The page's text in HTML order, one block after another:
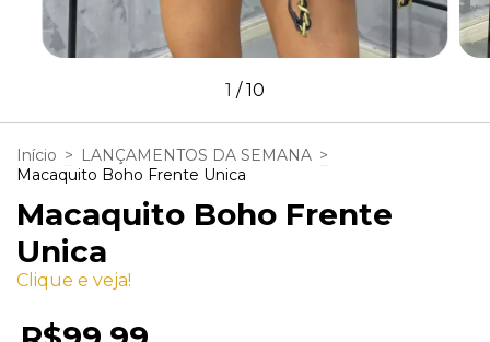
1 /10
Início > LANÇAMENTOS DA SEMANA >
Macaquito Boho Frente Unica
Macaquito Boho Frente
Unica
Clique e veja!